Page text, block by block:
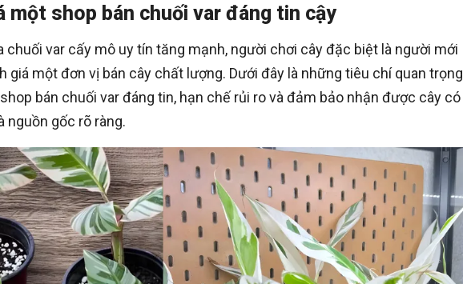
một shop bán chuối var đáng tin cậy
chuối var cấy mô uy tín tăng mạnh, người chơi cây đặc biệt là người mới
giá một đơn vị bán cây chất lượng. Dưới đây là những tiêu chí quan trọng
bán chuối var đáng tin, hạn chế rủi ro và đảm bảo nhận được cây có
nguồn gốc rõ ràng.